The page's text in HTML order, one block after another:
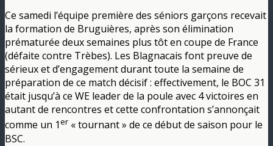
Ce samedi l’équipe première des séniors garçons recevait
la formation de Bruguières, après son élimination
prématurée deux semaines plus tôt en coupe de France
(défaite contre Trèbes). Les Blagnacais font preuve de
sérieux et d’engagement durant toute la semaine de
préparation de ce match décisif : effectivement, le BOC 31
était jusqu’à ce WE leader de la poule avec 4 victoires en
autant de rencontres et cette confrontation s’annonçait
comme un 1er « tournant » de ce début de saison pour le
BSC.